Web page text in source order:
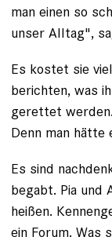
man einen so
unser Alltag",
Es kostet sie
berichten, was
gerettet
Denn man hätte
Es sind
begabt. Pia und
heißen.
ein Forum. Was